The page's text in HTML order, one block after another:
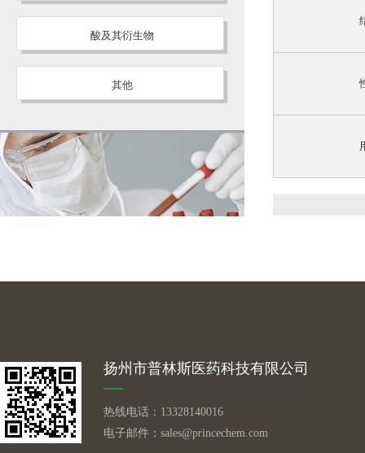
酸及其衍生物
其他
扬州市普林斯医药科技有限公司
热线电话：13328140016
电子邮件： sales@princechem.com